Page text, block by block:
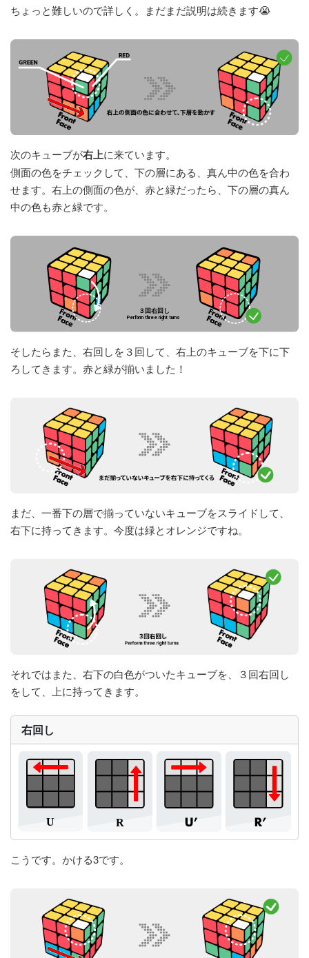
ちょっと難しいので詳しく。まだまだ説明は続きます😭
次のキューブが右上に来ています。
側面の色をチェックして、下の層にある、真ん中の色を合わ
せます。右上の側面の色が、赤と緑だったら、下の層の真ん
中の色も赤と緑です。
そしたらまた、右回しを３回して、右上のキューブを下に下
ろしてきます。赤と緑が揃いました！
まだ、一番下の層で揃っていないキューブをスライドして、
右下に持ってきます。今度は緑とオレンジですね。
それではまた、右下の白色がついたキューブを、３回右回し
をして、上に持ってきます。
右回し
こうです。かける3です。